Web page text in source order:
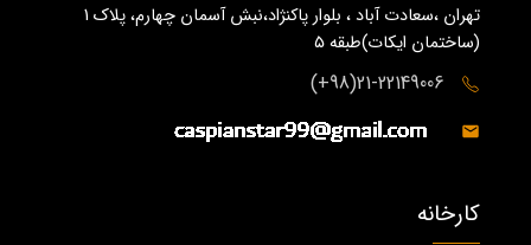
تهران ،سعادت آباد ، بلوار پاکنژاد،نبش آسمان چهارم، پلاک 1
(ساختمان ايكات)طبقه ٥
21-22149006(98+)
کارخانه